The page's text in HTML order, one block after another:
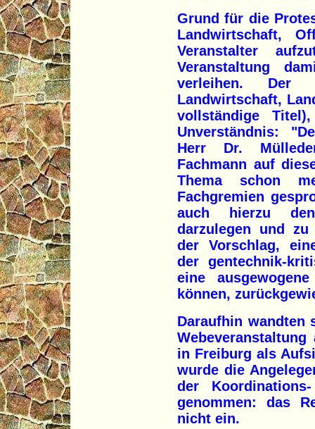
Grund für die
Landwirtschaft,
Veranstalter
Veranstaltung
verleihen.
Landwirtschaft,
vollständige
Unverständnis:
Herr Dr.
Fachmann auf
Thema schon
Fachgremien
auch hierzu
darzulegen und
der Vorschlag,
der gentechnik-
eine
können,
Daraufhin wandten
in Freiburg als
wurde die
der
genommen: das
nicht ein.